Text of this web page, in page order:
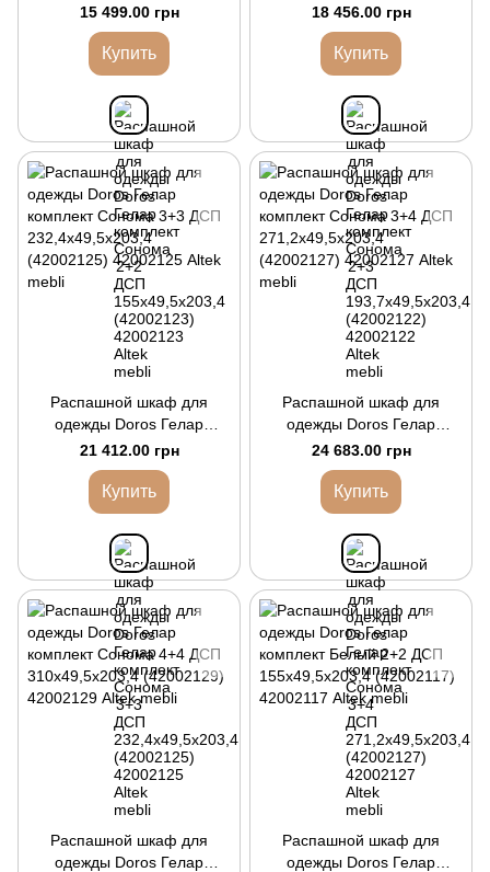
комплект Cонома 2+2 ДСП
155х49,5х203,4 (42002123)
15 499.00 грн
Купить
комплект Cонома 2+3 ДСП
193,7х49,5х203,4
(42002122)
18 456.00 грн
Купить
Распашной шкаф для
одежды Doros Гелар
комплект Cонома 3+3 ДСП
232,4х49,5х203,4
(42002125)
21 412.00 грн
Купить
Распашной шкаф для
одежды Doros Гелар
комплект Cонома 3+4 ДСП
271,2х49,5х203,4
(42002127)
24 683.00 грн
Купить
Распашной шкаф для
одежды Doros Гелар
Распашной шкаф для
одежды Doros Гелар